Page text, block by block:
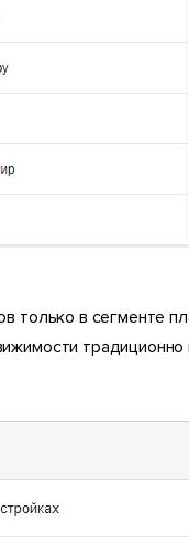
только в сегменте
традиционно